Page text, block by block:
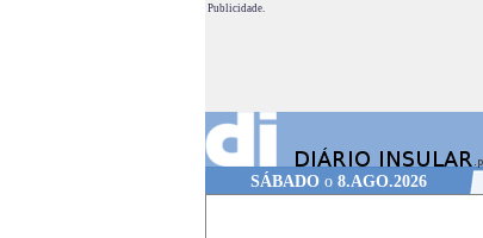
Publicidade.
SÁBADO o 8.AGO.2026